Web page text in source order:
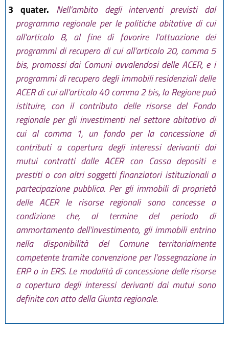
3 quater. Nell’ambito degli interventi previsti dal
programma regionale per le politiche abitative di cui
all'articolo 8, al fine di favorire l’attuazione dei
programmi di recupero di cui all’articolo 20, comma 5
bis, promossi dai Comuni avvalendosi delle ACER, e i
programmi di recupero degli immobili residenziali delle
ACER di cui all’articolo 40 comma 2 bis, la Regione può
istituire, con il contributo delle risorse del Fondo
regionale per gli investimenti nel settore abitativo di
cui al comma 1, un fondo per la concessione di
contributi a copertura degli interessi derivanti dai
mutui contratti dalle ACER con Cassa depositi e
prestiti o con altri soggetti finanziatori istituzionali a
partecipazione pubblica. Per gli immobili di proprietà
delle ACER le risorse regionali sono concesse a
condizione che, al termine del periodo di
ammortamento dell’investimento, gli immobili entrino
nella disponibilità del Comune territorialmente
competente tramite convenzione per l’assegnazione in
ERP o in ERS. Le modalità di concessione delle risorse
a copertura degli interessi derivanti dai mutui sono
definite con atto della Giunta regionale.